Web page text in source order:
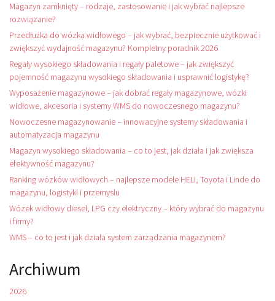
Magazyn zamknięty – rodzaje, zastosowanie i jak wybrać najlepsze
rozwiązanie?
Przedłużka do wózka widłowego – jak wybrać, bezpiecznie użytkować i
zwiększyć wydajność magazynu? Kompletny poradnik 2026
Regały wysokiego składowania i regały paletowe – jak zwiększyć
pojemność magazynu wysokiego składowania i usprawnić logistykę?
Wyposażenie magazynowe – jak dobrać regały magazynowe, wózki
widłowe, akcesoria i systemy WMS do nowoczesnego magazynu?
Nowoczesne magazynowanie – innowacyjne systemy składowania i
automatyzacja magazynu
Magazyn wysokiego składowania – co to jest, jak działa i jak zwiększa
efektywność magazynu?
Ranking wózków widłowych – najlepsze modele HELI, Toyota i Linde do
magazynu, logistyki i przemysłu
Wózek widłowy diesel, LPG czy elektryczny – który wybrać do magazynu
i firmy?
WMS – co to jest i jak działa system zarządzania magazynem?
Archiwum
2026